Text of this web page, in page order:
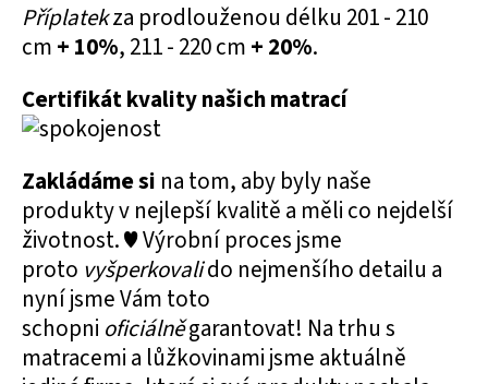
Příplatekza prodlouženou délku 201 - 210
cm + 10%, 211 - 220 cm + 20%.
Certifikát kvality našich matrací
Zakládáme si na tom, aby byly naše
produkty v nejlepší kvalitě a měli co nejdelší
životnost. ♥ Výrobní proces jsme
proto vyšperkovalido nejmenšího detailu a
nyní jsme Vám toto
schopni oficiálněgarantovat! Na trhu s
matracemi a lůžkovinami jsme aktuálně